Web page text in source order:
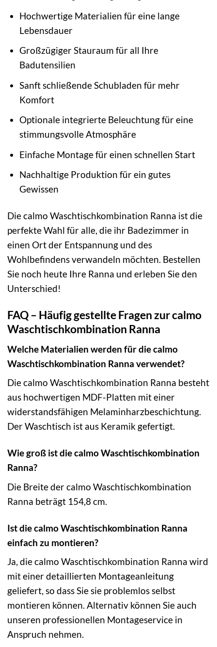
Hochwertige Materialien für eine lange
Lebensdauer
Großzügiger Stauraum für all Ihre
Badutensilien
Sanft schließende Schubladen für mehr
Komfort
Optionale integrierte Beleuchtung für eine
stimmungsvolle Atmosphäre
Einfache Montage für einen schnellen Start
Nachhaltige Produktion für ein gutes
Gewissen
Die calmo Waschtischkombination Ranna ist die
perfekte Wahl für alle, die ihr Badezimmer in
einen Ort der Entspannung und des
Wohlbefindens verwandeln möchten. Bestellen
Sie noch heute Ihre Ranna und erleben Sie den
Unterschied!
FAQ – Häufig gestellte Fragen zur calmo
Waschtischkombination Ranna
Welche Materialien werden für die calmo
Waschtischkombination Ranna verwendet?
Die calmo Waschtischkombination Ranna besteht
aus hochwertigen MDF-Platten mit einer
widerstandsfähigen Melaminharzbeschichtung.
Der Waschtisch ist aus Keramik gefertigt.
Wie groß ist die calmo Waschtischkombination
Ranna?
Die Breite der calmo Waschtischkombination
Ranna beträgt 154,8 cm.
Ist die calmo Waschtischkombination Ranna
einfach zu montieren?
Ja, die calmo Waschtischkombination Ranna wird
mit einer detaillierten Montageanleitung
geliefert, so dass Sie sie problemlos selbst
montieren können. Alternativ können Sie auch
unseren professionellen Montageservice in
Anspruch nehmen.